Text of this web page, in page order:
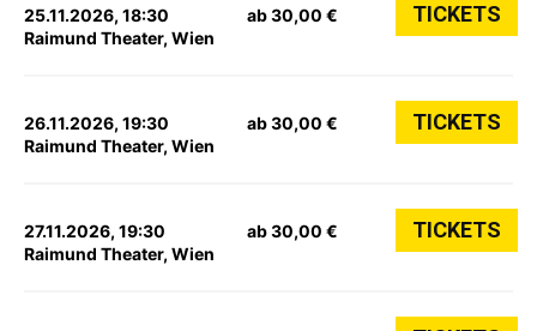
25.11.2026, 18:30
Raimund Theater, Wien
ab 30,00 € TICKETS
26.11.2026, 19:30
Raimund Theater, Wien
ab 30,00 € TICKETS
27.11.2026, 19:30
Raimund Theater, Wien
ab 30,00 € TICKETS